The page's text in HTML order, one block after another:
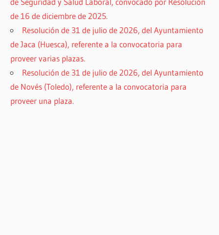
de 16 de diciembre de 2025.
Resolución de 31 de julio de 2026, del Ayuntamiento
de Jaca (Huesca), referente a la convocatoria para
proveer varias plazas.
Resolución de 31 de julio de 2026, del Ayuntamiento
de Novés (Toledo), referente a la convocatoria para
proveer una plaza.